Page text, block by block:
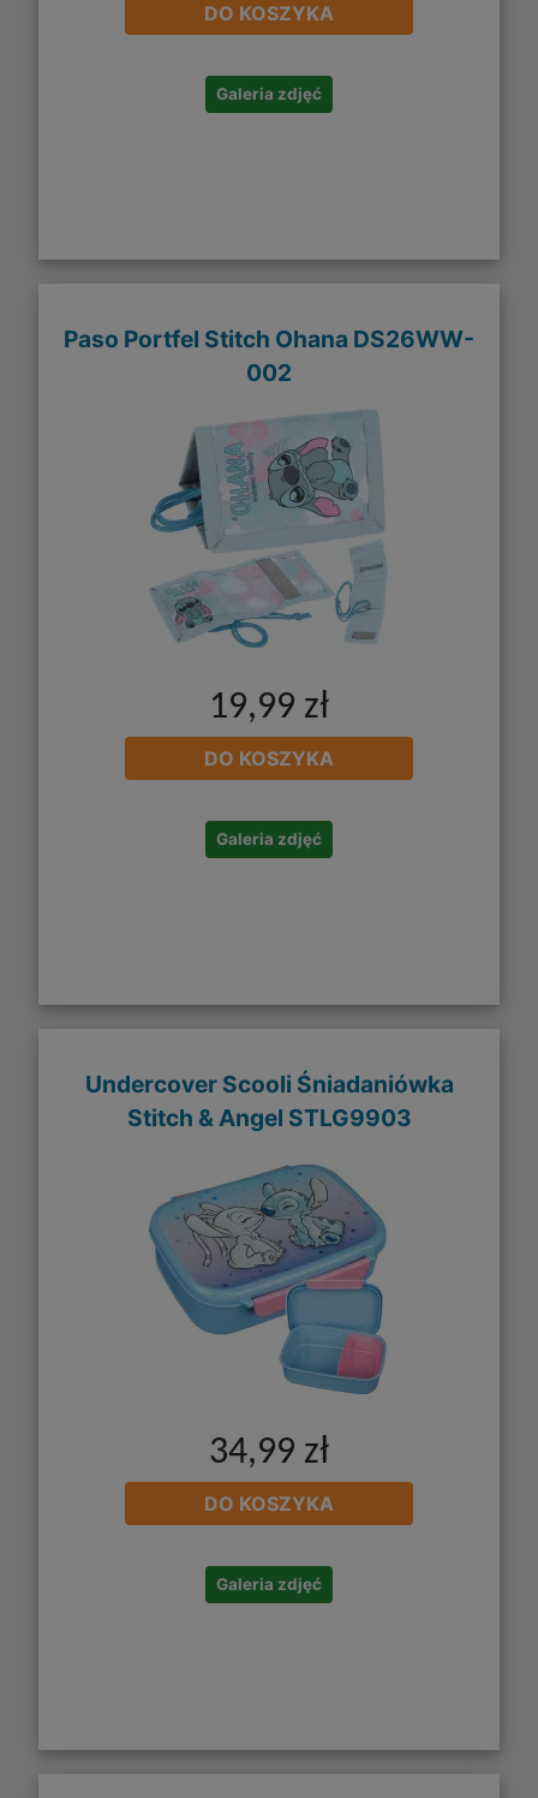
DO KOSZYKA
Galeria zdjęć
Paso Portfel Stitch Ohana DS26WW-
002
19,99 zł
DO KOSZYKA
Galeria zdjęć
Undercover Scooli Śniadaniówka
Stitch & Angel STLG9903
34,99 zł
DO KOSZYKA
Galeria zdjęć